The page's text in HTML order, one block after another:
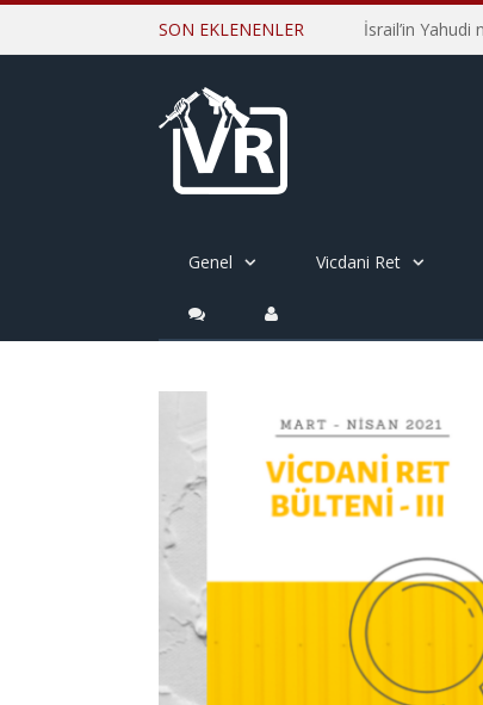
SON EKLENENLER
Genel Vicdani Ret